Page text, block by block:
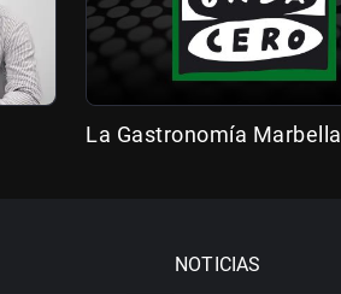
La Gastronomía Marbella
NOTICIAS